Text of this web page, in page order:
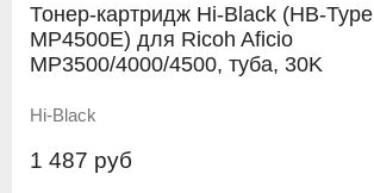
Тонер-картридж Hi-Black (HB-Type
MP4500E) для Ricoh Aficio
MP3500/4000/4500, туба, 30K
Hi-Black
1 487 руб